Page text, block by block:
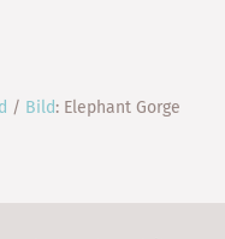
/ Bild: Elephant Gorge